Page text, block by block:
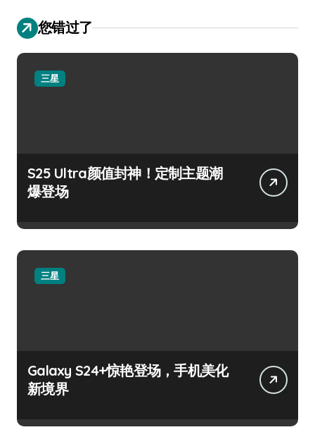
您错过了
三星
S25 Ultra颜值封神！定制主题潮
爆登场
三星
Galaxy S24+惊艳登场，手机美化
新境界